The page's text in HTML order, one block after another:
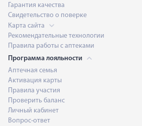
Гарантия качества
Свидетельство о поверке
Карта сайта
Рекомендательные технологии
Правила работы с аптеками
Программа лояльности
Аптечная семья
Активация карты
Правила участия
Проверить баланс
Личный кабинет
Вопрос-ответ